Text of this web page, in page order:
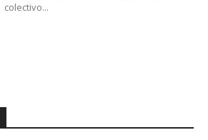
colectivo...